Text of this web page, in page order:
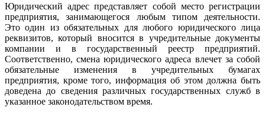
Юридический адрес представляет собой место регистрации
предприятия, занимающегося любым типом деятельности.
Это один из обязательных для любого юридического лица
реквизитов, который вносится в учредительные документы
компании и в государственный реестр предприятий.
Соответственно, смена юридического адреса влечет за собой
обязательные изменения в учредительных бумагах
предприятия, кроме того, информация об этом должна быть
доведена до сведения различных государственных служб в
указанное законодательством время.